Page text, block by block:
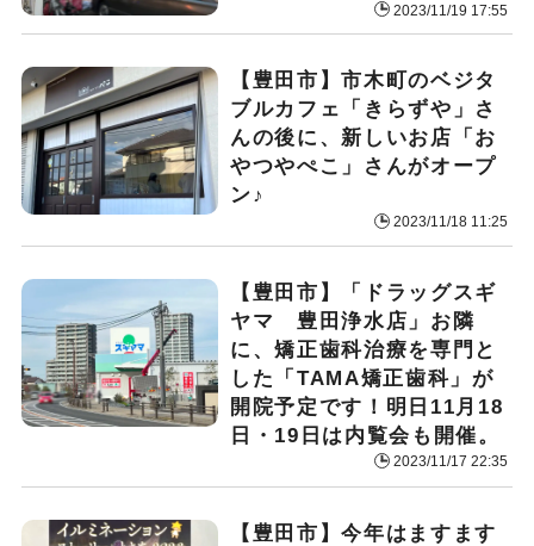
2023/11/19 17:55
【豊田市】市木町のベジタ
ブルカフェ「きらずや」さ
んの後に、新しいお店「お
やつやぺこ」さんがオープ
ン♪
2023/11/18 11:25
【豊田市】「ドラッグスギ
ヤマ 豊田浄水店」お隣
に、矯正歯科治療を専門と
した「TAMA矯正歯科」が
開院予定です！明日11月18
日・19日は内覧会も開催。
2023/11/17 22:35
【豊田市】今年はますます